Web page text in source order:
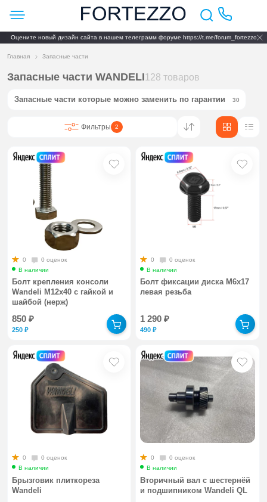
Оцените новый дизайн сайта в нашем телеграмм форуме https://t.me/forum_fortezzo
Главная Запасные части
Запасные части WANDELI128 товаров
Запасные части которые можно заменить по гарантии 30
Фильтры 2
0
0 оценок
В наличии
Болт крепления консоли
Wandeli М12х40 с гайкой и
шайбой (нерж)
850₽
250₽
0
0 оценок
В наличии
Болт фиксации диска М6х17
левая резьба
1 290₽
490₽
0
0 оценок
В наличии
Брызговик плиткореза
Wandeli
0
0 оценок
В наличии
Вторичный вал с шестернёй
и подшипником Wandeli QL